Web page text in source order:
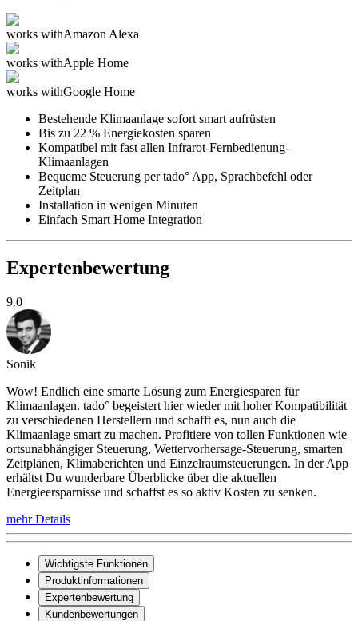
works withAmazon Alexa
works withApple Home
works withGoogle Home
Bestehende Klimaanlage sofort smart aufrüsten
Bis zu 22 % Energiekosten sparen
Kompatibel mit fast allen Infrarot-Fernbedienung-
Klimaanlagen
Bequeme Steuerung per tado° App, Sprachbefehl oder
Zeitplan
Installation in wenigen Minuten
Einfach Smart Home Integration
Expertenbewertung
9.0
Sonik
Wow! Endlich eine smarte Lösung zum Energiesparen für
Klimaanlagen. tado° begeistert hier wieder mit hoher Kompatibilität
zu verschiedenen Herstellern und schafft es, nun auch die
Klimaanlage smart zu machen. Profitiere von tollen Funktionen wie
ortsunabhängiger Steuerung, Wettervorhersage-Steuerung, smarten
Zeitplänen, Klimaberichten und Einzelraumsteuerungen. In der App
erhältst Du wunderbare Überblicke über die aktuellen
Energieersparnisse und schaffst es so aktiv Kosten zu senken.
mehr Details
Wichtigste Funktionen
Produktinformationen
Expertenbewertung
Kundenbewertungen